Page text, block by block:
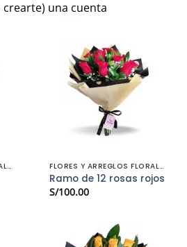
una cuenta
FLORES Y ARREGLOS FLORALES FLORES Y ARREGLOS FLORALES
Ramo de 12 rosas rojos
S/100.00